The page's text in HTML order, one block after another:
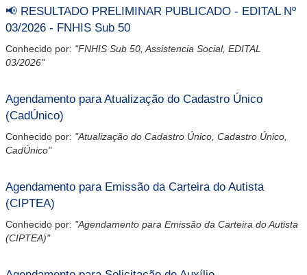
📢 RESULTADO PRELIMINAR PUBLICADO - EDITAL Nº
03/2026 - FNHIS Sub 50
Conhecido por: "FNHIS Sub 50, Assistencia Social, EDITAL
03/2026"
Agendamento para Atualização do Cadastro Único
(CadÚnico)
Conhecido por: "Atualização do Cadastro Único, Cadastro Único,
CadÚnico"
Agendamento para Emissão da Carteira do Autista
(CIPTEA)
Conhecido por: "Agendamento para Emissão da Carteira do Autista
(CIPTEA)"